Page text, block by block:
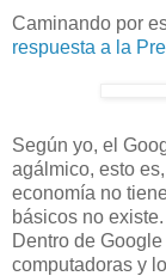
Caminando por
respuesta a la
Según yo, el
agálmico, esto
economía no
básicos no
Dentro de
computadoras y